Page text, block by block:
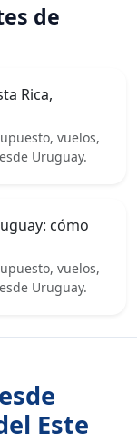
de
Rica,
vuelos,
Uruguay.
cómo
vuelos,
Uruguay.
Este